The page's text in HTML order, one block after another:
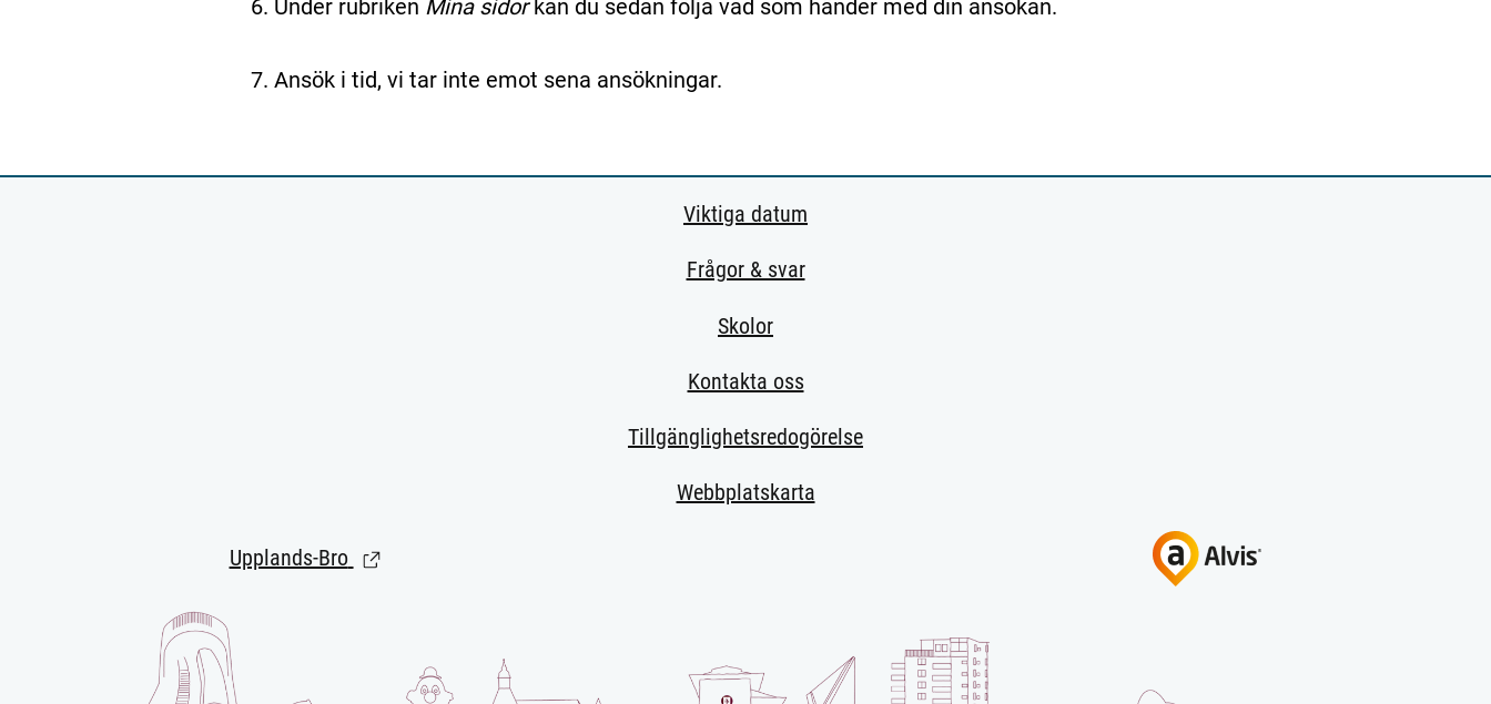
Under rubriken Mina sidorkan du sedan följa vad som händer med din ansökan.
Ansök i tid, vi tar inte emot sena ansökningar.
Viktiga datum
Frågor & svar
Skolor
Kontakta oss
Tillgänglighetsredogörelse
Webbplatskarta
Upplands-Bro (Länk till extern sida.)